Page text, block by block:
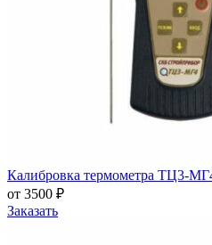
Калибровка термометра ТЦ3-
от 3500 ₽
Заказать